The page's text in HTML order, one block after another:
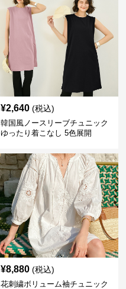
¥2,640 (税込)
韓国風ノースリーブチュニック
ゆったり着こなし 5色展開
¥8,880 (税込)
花刺繍ボリューム袖チュニック